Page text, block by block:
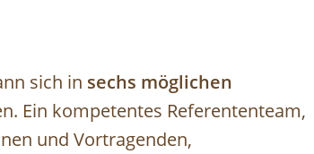
sich in sechs möglichen
Ein kompetentes Referententeam,
und Vortragenden,